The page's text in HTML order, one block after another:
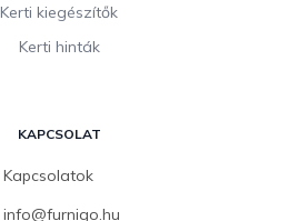
Kerti kiegészítők
Kerti hinták
KAPCSOLAT
Kapcsolatok
info@furnigo.hu